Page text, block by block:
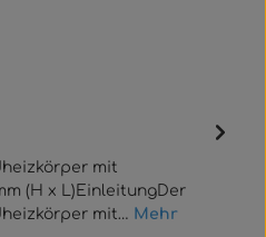
mit
(H x L)EinleitungDer
mit… Mehr